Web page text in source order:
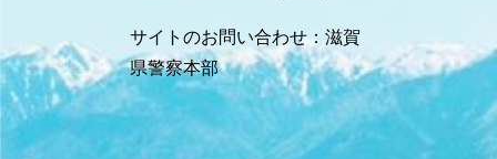
サイトのお問い合わせ：滋賀
県警察本部